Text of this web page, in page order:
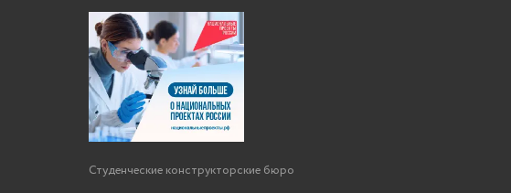
Студенческие конструкторские бюро